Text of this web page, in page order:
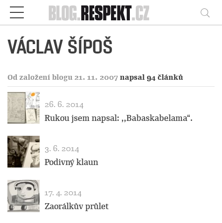
Respekt
VÁCLAV ŠÍPOŠ
Od založení blogu 21. 11. 2007 napsal 94 článků
26. 6. 2014
Rukou jsem napsal: ,,Babaskabelama“.
3. 6. 2014
Podivný klaun
17. 4. 2014
Zaorálkův průlet